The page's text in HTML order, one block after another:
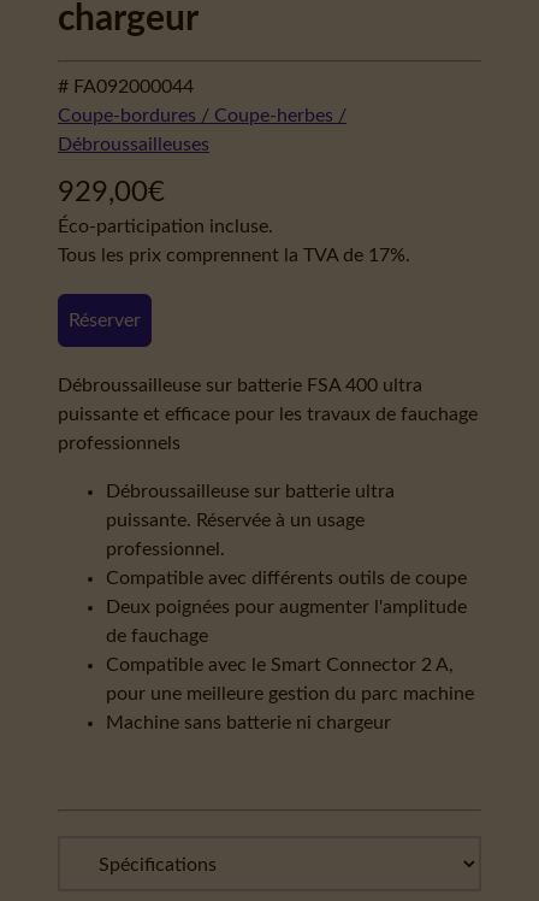
chargeur
# FA092000044
Coupe-bordures / Coupe-herbes /
Débroussailleuses
929,00€
Éco-participation incluse.
Tous les prix comprennent la TVA de 17%.
Réserver
Débroussailleuse sur batterie FSA 400 ultra
puissante et efficace pour les travaux de fauchage
professionnels
Débroussailleuse sur batterie ultra
puissante. Réservée à un usage
professionnel.
Compatible avec différents outils de coupe
Deux poignées pour augmenter l'amplitude
de fauchage
Compatible avec le Smart Connector 2 A,
pour une meilleure gestion du parc machine
Machine sans batterie ni chargeur